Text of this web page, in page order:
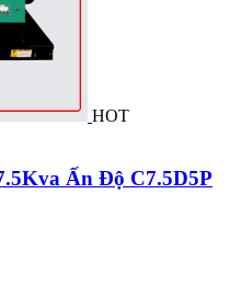
HOT
Ấn Độ C7.5D5P